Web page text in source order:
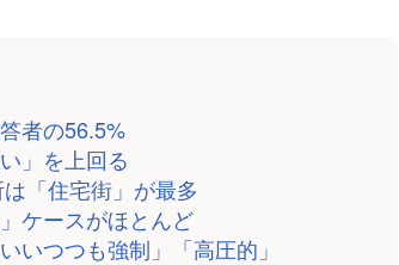
者の56.5%
」を上回る
「住宅街」が最多
ケースがほとんど
いつつも強制」「高圧的」